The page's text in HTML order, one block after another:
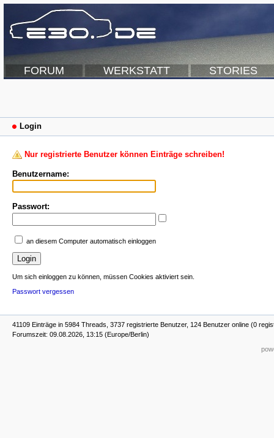
FORUM WERKSTATT STORIES
Login
Nur registrierte Benutzer können Einträge schreiben!
Benutzername:
Passwort:
an diesem Computer automatisch einloggen
Um sich einloggen zu können, müssen Cookies aktiviert sein.
Passwort vergessen
41109 Einträge in 5984 Threads, 3737 registrierte Benutzer, 124 Benutzer online (0
Forumszeit: 09.08.2026, 13:15 (Europe/Berlin)